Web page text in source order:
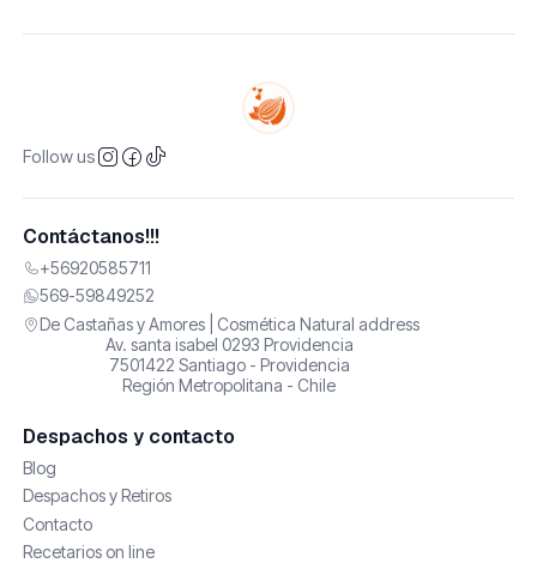
Follow us
Contáctanos!!!
+56920585711
569-59849252
De Castañas y Amores | Cosmética Natural address
Av. santa isabel 0293 Providencia
7501422 Santiago - Providencia
Región Metropolitana - Chile
Despachos y contacto
Blog
Despachos y Retiros
Contacto
Recetarios on line